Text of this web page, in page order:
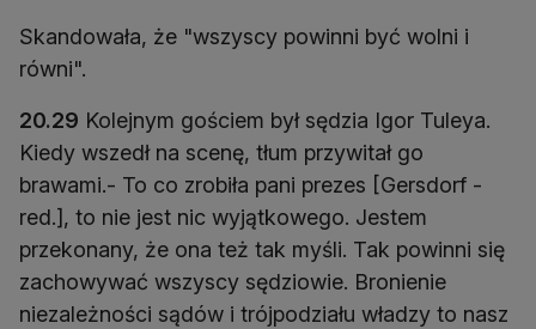
Skandowała, że "wszyscy powinni być wolni i
równi".
20.29 Kolejnym gościem był sędzia Igor Tuleya.
Kiedy wszedł na scenę, tłum przywitał go
brawami.- To co zrobiła pani prezes [Gersdorf -
red.], to nie jest nic wyjątkowego. Jestem
przekonany, że ona też tak myśli. Tak powinni się
zachowywać wszyscy sędziowie. Bronienie
niezależności sądów i trójpodziału władzy to nasz